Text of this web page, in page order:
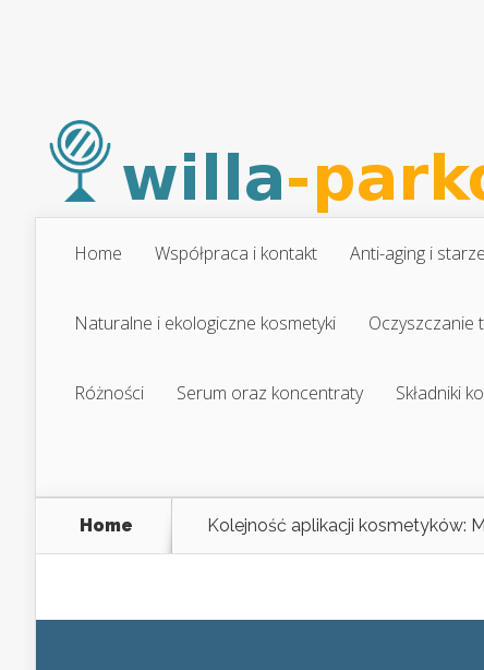
Home Współpraca i kontakt Anti-aging i
Naturalne i ekologiczne kosmetyki Oczyszczanie
Różności Serum oraz koncentraty Składniki
Home Kolejność aplikacji kosmetyków: